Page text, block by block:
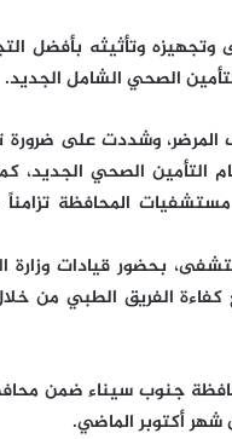
وتأثيثه بأفضل
الصحي الشامل الجديد.
وشددت على ضرورة
الصحي الجديد،
المحافظة تزامناً
بحضور قيادات
الفريق الطبي من
جنوب سيناء ضمن
أكتوبر الماضي.